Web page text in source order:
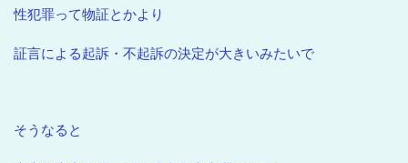
性犯罪って物証とかより
証言による起訴・不起訴の決定が大きいみたいで
そうなると